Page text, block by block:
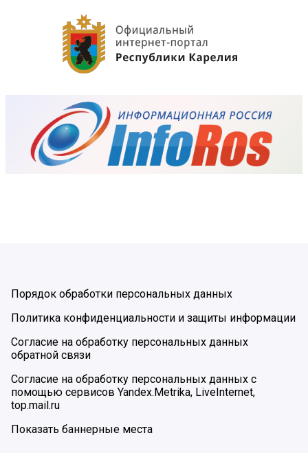
Порядок обработки персональных данных
Политика конфиденциальности и защиты информации
Согласие на обработку персональных данных
обратной связи
Согласие на обработку персональных данных с
помощью сервисов Yandex.Metrika, LiveInternet,
top.mail.ru
Показать баннерные места